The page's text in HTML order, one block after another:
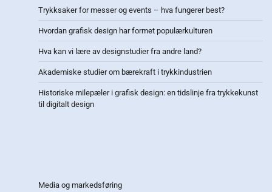
Trykksaker for messer og events – hva fungerer best?
Hvordan grafisk design har formet populærkulturen
Hva kan vi lære av designstudier fra andre land?
Akademiske studier om bærekraft i trykkindustrien
Historiske milepæler i grafisk design: en tidslinje fra trykkekunst
til digitalt design
Media og markedsføring